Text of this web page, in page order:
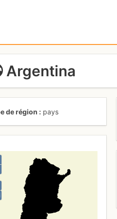
Argentina
de région pays